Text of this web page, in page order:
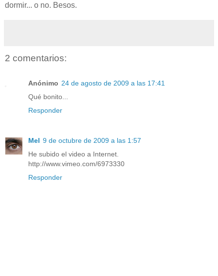
dormir... o no. Besos.
2 comentarios:
Anónimo 24 de agosto de 2009 a las 17:41
Qué bonito...
Responder
Mel 9 de octubre de 2009 a las 1:57
He subido el video a Internet.
http://www.vimeo.com/6973330
Responder